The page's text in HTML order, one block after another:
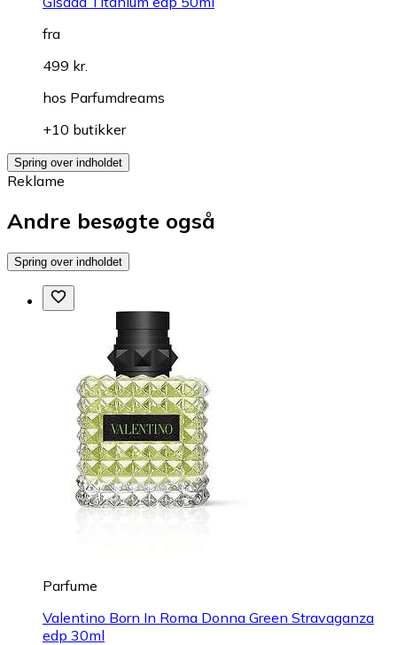
fra
499 kr.
hos Parfumdreams
+10 butikker
Spring over indholdet
Reklame
Andre besøgte også
Spring over indholdet
Parfume
Valentino Born In Roma Donna Green Stravaganza
edp 30ml